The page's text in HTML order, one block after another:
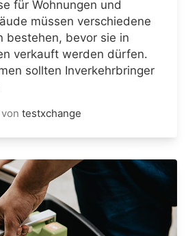
für Wohnungen und
müssen verschiedene
bestehen, bevor sie in
verkauft werden dürfen.
sollten Inverkehrbringer
von testxchange